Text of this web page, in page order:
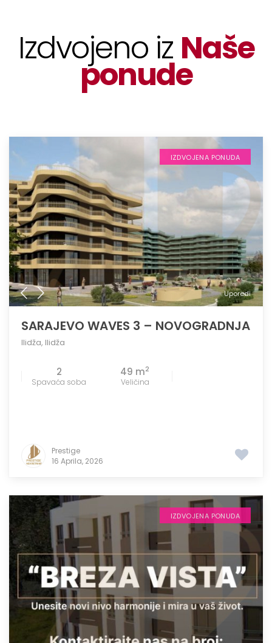
Izdvojeno iz Naše
ponude
Uporedi
IZDVOJENA PONUDA
SARAJEVO WAVES 3 – NOVOGRADNJA
Ilidža, Ilidža
2
Spavaća soba
49 m2
Veličina
Prestige
16 Aprila, 2026
IZDVOJENA PONUDA